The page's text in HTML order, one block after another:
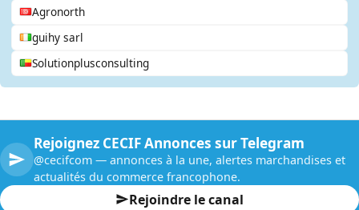
Agronorth
guihy sarl
Solutionplusconsulting
Rejoignez CECIF Annonces sur Telegram
@cecifcom — annonces à la une, alertes marchandises et
actualités du commerce francophone.
Rejoindre le canal